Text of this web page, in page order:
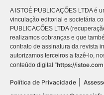
A ISTOÉ PUBLICAÇÕES LTDA é
vinculação editorial e societária
PUBLICACÕES LTDA
realizamos cobranças e que
contrato de assinatura da revista
autorizamos terceiros a fazê-lo,
conteúdo digital “https://
Política de Privacidade